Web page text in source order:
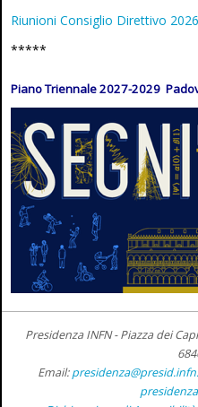
Riunioni Consiglio Direttivo 2026
*****
Piano Triennale 2027-2029
Presidenza INFN - Piazza dei
Email: